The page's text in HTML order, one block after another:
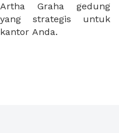
kantor Anda.